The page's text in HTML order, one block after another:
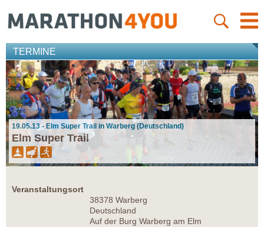
TERMINE
19.05.13 - Elm Super Trail in Warberg (Deutschland)
Elm Super Trail
Veranstaltungsort
38378 Warberg
Deutschland
Auf der Burg Warberg am Elm